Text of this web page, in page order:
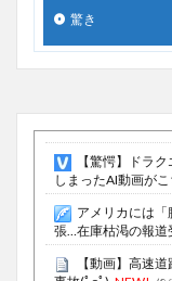
驚き
【驚愕】ドラ
しまったAI動画が
アメリカには
張…在庫枯渇の報道
【動画】高速